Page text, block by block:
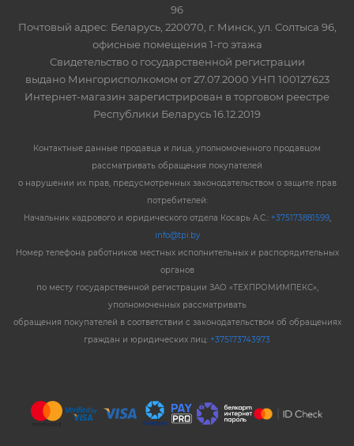
96
Почтовый адрес: Беларусь, 220070, г. Минск, ул. Солтыса 96,
офисные помещения 1-го этажа
Свидетельство о государственной регистрации
выдано Мингорисполкомом от 27.07.2000 УНП 100127623
Интернет-магазин зарегистрирован в торговом реестре
Республики Беларусь 16.12.2019
Контактные данные продавца и лица, уполномоченного продавцом
рассматривать обращения покупателей
о нарушении их прав, предусмотренных законодательством о защите прав
потребителей:
Начальник кадрового и юридического отдела Косарь А.С.: +375173881599,
info@tpi.by
Номер телефона работников местных исполнительных и распорядительных
органов
по месту государственной регистрации ЗАО «ТЕХПРОМИМПЕКС»,
уполномоченных рассматривать
обращения покупателей в соответствии с законодательством об обращениях
граждан и юридических лиц: +375173743973